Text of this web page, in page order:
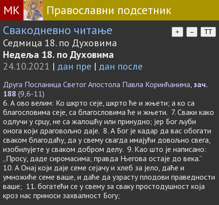
МК
Православни подсетник
Свакодневно читање
+ – TT
Седмица 18. по Духовима
Недеља 18. по Духовима
24.10.2021 | дан пре | дан после
Друга Посланица Светог Апостола Павла Коринћанима, зач.
188 (9,6-11)
6. А ово велим: Ко шкрто сеје, шкрто ће и жњети; а ко са
благословима сеје, са благословима ће и жњети. 7. Сваки како
одлучи у срцу, не са жалошћу или принудно; јер Бог љуби
онога који драговољно даје. 8. А Бог је кадар да вас обогати
сваком благодаћу, да у свему свагда имајући довољно свега,
изобилујете у сваком добром делу. 9. Као што је написано:
„Просу, даде сиромасима; правда Његова остаје до века.”
10. А Онај који даје семе сејачу и хлеб за јело, даће и
умножиће семе ваше, и даће да узрасту плодови праведности
ваше; 11. богатећи се у свему за сваку простодушност која
кроз нас приноси захвалност Богу;